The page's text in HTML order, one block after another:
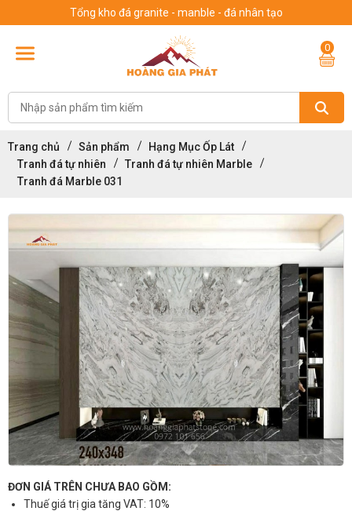
Tổng kho đá granite - manble - đá nhân tạo
0
Trang chủ Sản phẩm
Hạng Mục Ốp Lát
Tranh đá tự nhiên
Tranh đá tự nhiên Marble
Tranh đá Marble 031
ĐƠN GIÁ TRÊN CHƯA BAO GỒM:
Thuế giá trị gia tăng VAT: 10%